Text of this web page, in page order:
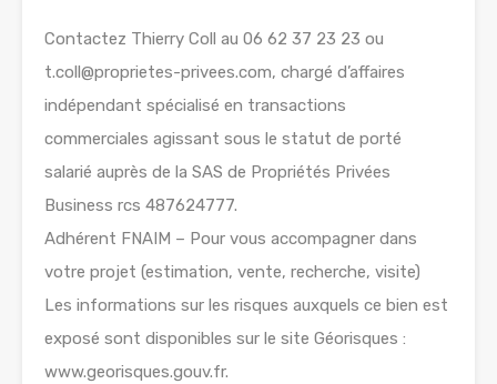
Contactez Thierry Coll au 06 62 37 23 23 ou
t.coll@proprietes-privees.com, chargé d’affaires
indépendant spécialisé en transactions
commerciales agissant sous le statut de porté
salarié auprès de la SAS de Propriétés Privées
Business rcs 487624777.
Adhérent FNAIM – Pour vous accompagner dans
votre projet (estimation, vente, recherche, visite)
Les informations sur les risques auxquels ce bien est
exposé sont disponibles sur le site Géorisques :
www.georisques.gouv.fr.